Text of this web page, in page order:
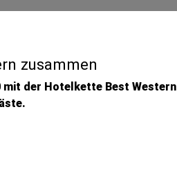
zusammen
mit der Hotelkette Best Western